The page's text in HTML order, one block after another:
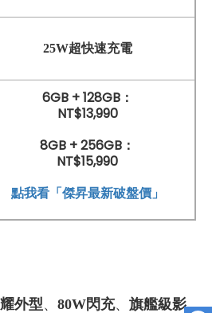
25W超快速充電
6GB + 128GB：
NT$13,990
8GB + 256GB：
NT$15,990
點我看「傑昇最新破盤價」
外型、 80W閃充、 旗艦級影